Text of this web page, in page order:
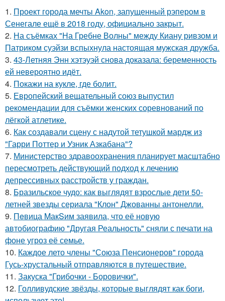
1. Проект города мечты Akon, запущенный рэпером в
Сенегале ещё в 2018 году, официально закрыт.
2. На съёмках "На Гребне Волны" между Киану ривзом и
Патриком суэйзи вспыхнула настоящая мужская дружба.
3. 43-Летняя Энн хэтэуэй снова доказала: беременность
ей невероятно идёт.
4. Покажи на кукле, где болит.
5. Европейский вещательный союз выпустил
рекомендации для съёмки женских соревнований по
лёгкой атлетике.
6. Как создавали сцену с надутой тетушкой мардж из
"Гарри Поттер и Узник Азкабана"?
7. Министерство здравоохранения планирует масштабно
пересмотреть действующий подход к лечению
депрессивных расстройств у граждан.
8. Бразильское чудо: как выглядят взрослые дети 50-
летней звезды сериала "Клон" Джованны антонелли.
9. Пeвица MакSим заявила, что её новую
автобиографию "Другая Реальность" сняли с печати на
фоне угроз её семье.
10. Каждое лето члены "Союза Пенсионеров" города
Гусь-хрустальный отправляются в путешествие.
11. Закуска "Грибочки - Боровички".
12. Голливудские звёзды, которые выглядят как боги,